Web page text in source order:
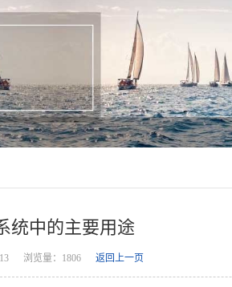
统中的主要用途
浏览量：1806 返回上一页